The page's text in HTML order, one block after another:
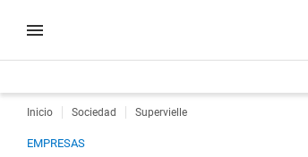
Inicio Sociedad Supervielle
EMPRESAS